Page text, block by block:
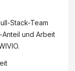
Stack-Team
und Arbeit